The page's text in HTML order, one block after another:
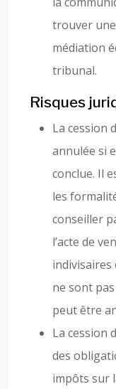
trouver
médiation
tribunal.
Risques
La cession
annulée si
conclue. Il
les
conseiller
l’acte de
indivisaires
ne sont
peut être
La cession
des
impôts sur